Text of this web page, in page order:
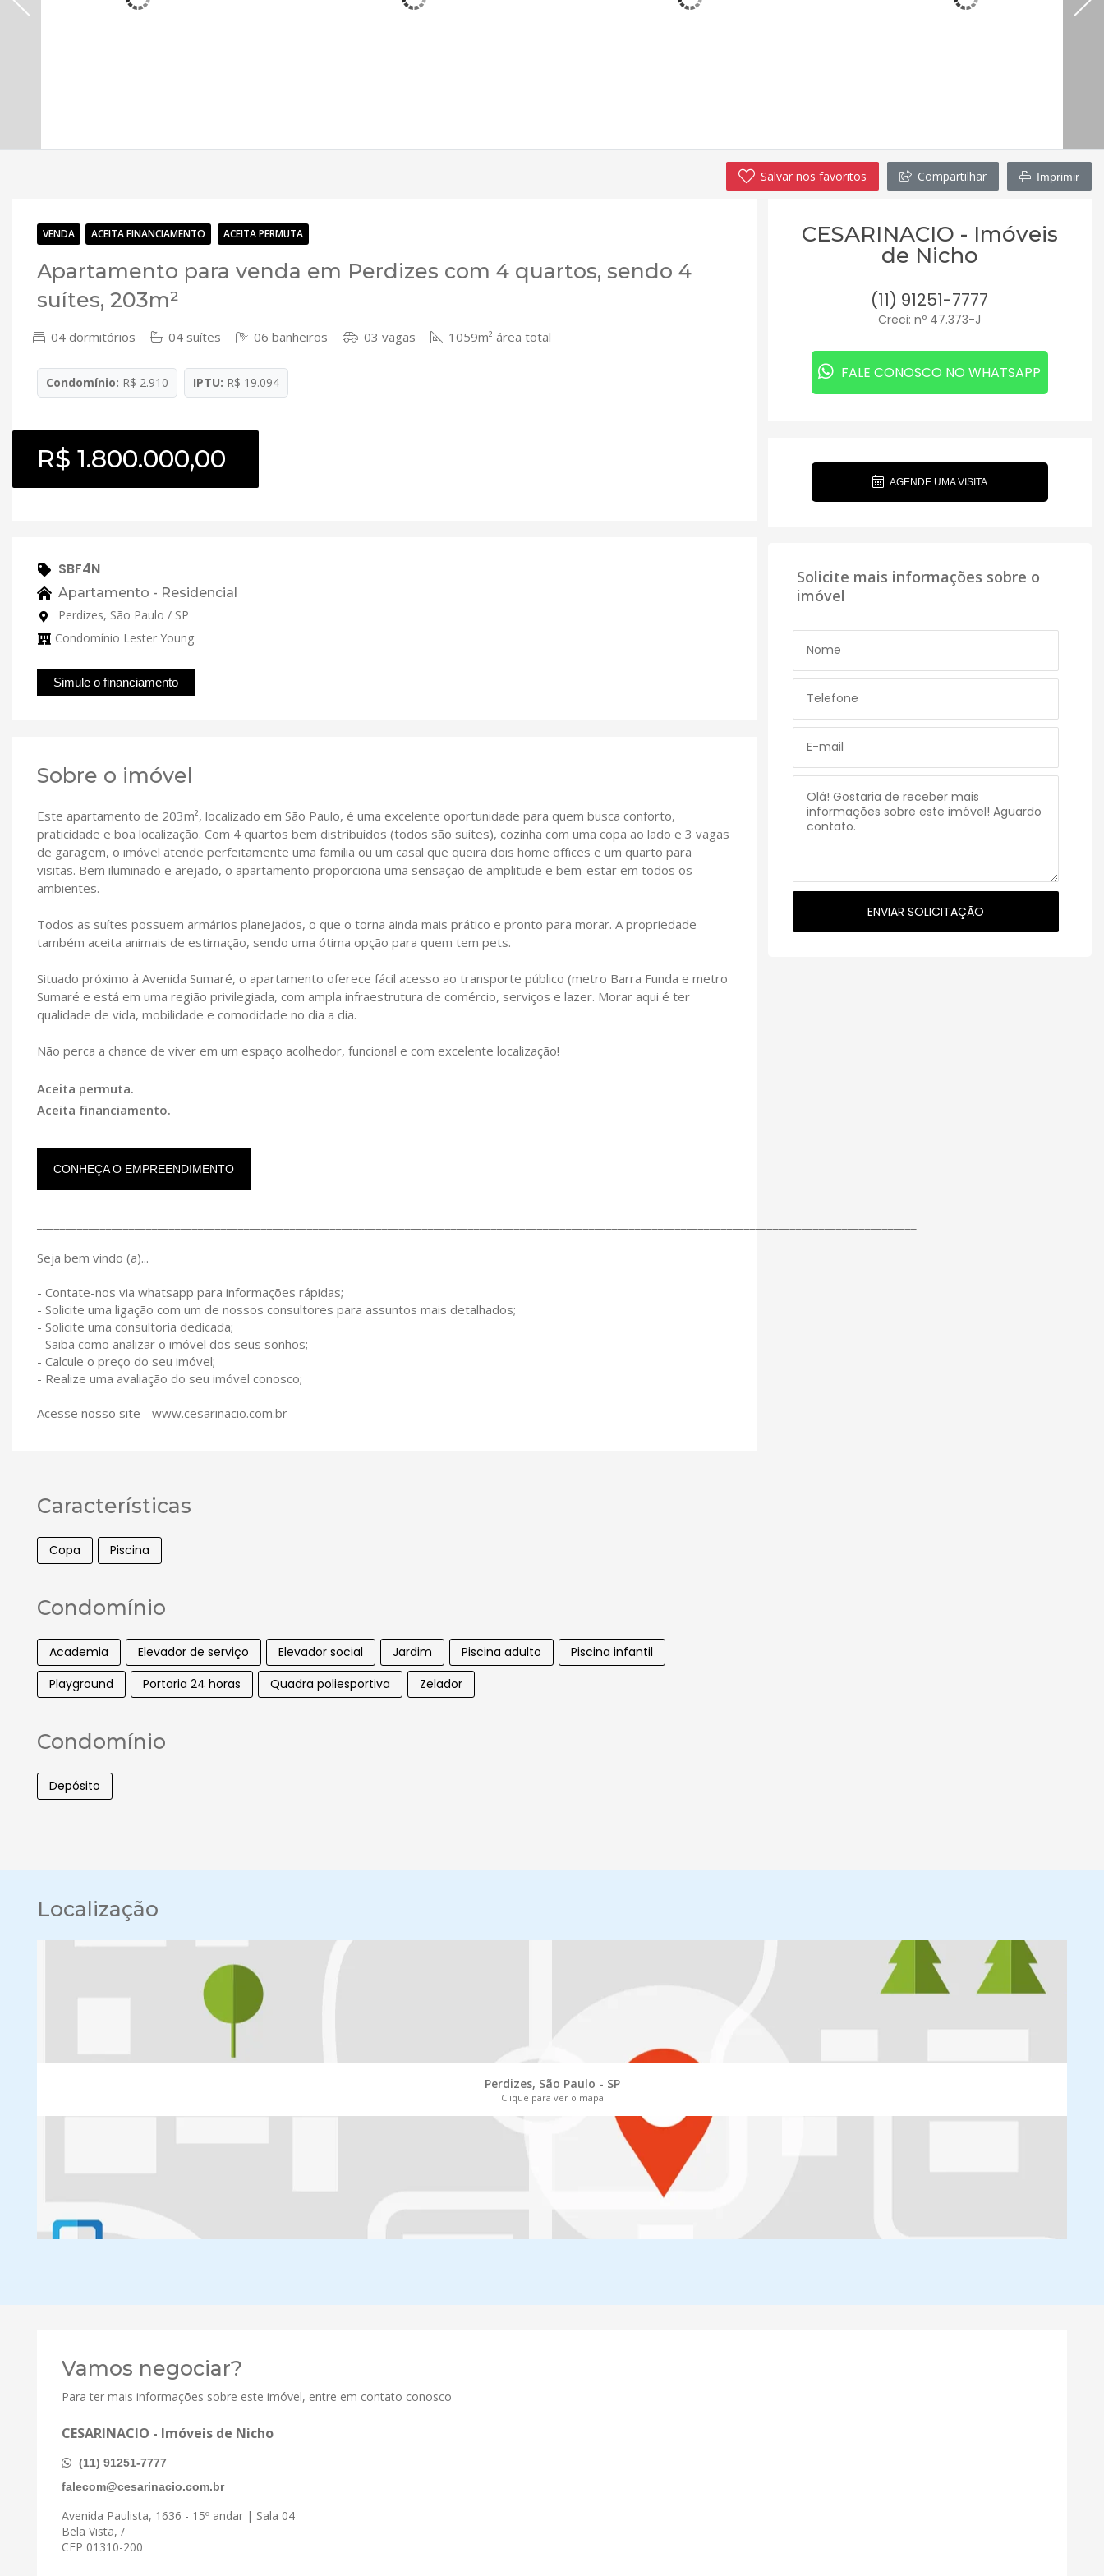
Salvar nos favoritos Compartilhar Imprimir
VENDA ACEITA FINANCIAMENTO ACEITA PERMUTA
Apartamento para venda em Perdizes com 4 quartos, sendo 4
suítes, 203m²
04 dormitórios 04 suítes 06 banheiros 03 vagas 1059m² área total
Condomínio: R$ 2.910 IPTU: R$ 19.094
R$ 1.800.000,00
SBF4N
Apartamento - Residencial
Perdizes, São Paulo / SP
Condomínio Lester Young
Simule o financiamento
Sobre o imóvel
Este apartamento de 203m², localizado em São Paulo, é uma excelente oportunidade para quem busca conforto,
praticidade e boa localização. Com 4 quartos bem distribuídos (todos são suítes), cozinha com uma copa ao lado e 3 vagas
de garagem, o imóvel atende perfeitamente uma família ou um casal que queira dois home offices e um quarto para
visitas. Bem iluminado e arejado, o apartamento proporciona uma sensação de amplitude e bem-estar em todos os
ambientes.
Todos as suítes possuem armários planejados, o que o torna ainda mais prático e pronto para morar. A propriedade
também aceita animais de estimação, sendo uma ótima opção para quem tem pets.
Situado próximo à Avenida Sumaré, o apartamento oferece fácil acesso ao transporte público (metro Barra Funda e metro
Sumaré e está em uma região privilegiada, com ampla infraestrutura de comércio, serviços e lazer. Morar aqui é ter
qualidade de vida, mobilidade e comodidade no dia a dia.
Não perca a chance de viver em um espaço acolhedor, funcional e com excelente localização!
Aceita permuta.
Aceita financiamento.
CONHEÇA O EMPREENDIMENTO
Seja bem vindo (a)...
- Contate-nos via whatsapp para informações rápidas;
- Solicite uma ligação com um de nossos consultores para assuntos mais detalhados;
- Solicite uma consultoria dedicada;
- Saiba como analizar o imóvel dos seus sonhos;
- Calcule o preço do seu imóvel;
- Realize uma avaliação do seu imóvel conosco;
Acesse nosso site - www.cesarinacio.com.br
Características
Copa Piscina
Condomínio
Academia Elevador de serviço Elevador social Jardim Piscina adulto
Piscina infantil
Playground
Portaria 24 horas Quadra poliesportiva Zelador
Condomínio
Depósito
CESARINACIO - Imóveis
de Nicho
(11) 91251-7777
Creci: nº 47.373-J
FALE CONOSCO NO WHATSAPP
AGENDE UMA VISITA
Solicite mais informações sobre o
imóvel
Localização
Perdizes, São Paulo - SP
Clique para ver o mapa
Vamos negociar?
Para ter mais informações sobre este imóvel, entre em contato conosco
CESARINACIO - Imóveis de Nicho
(11) 91251-7777
falecom@cesarinacio.com.br
Avenida Paulista, 1636 - 15º andar | Sala 04
Bela Vista, /
CEP 01310-200